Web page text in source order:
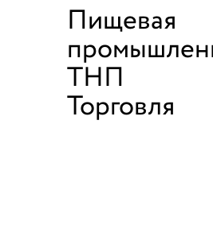
Пищевая
ТНП
Торговля